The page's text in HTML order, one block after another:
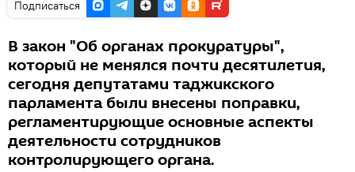
Подписаться
В закон "Об органах прокуратуры",
который не менялся почти десятилетия,
сегодня депутатами таджикского
парламента были внесены поправки,
регламентирующие основные аспекты
деятельности сотрудников
контролирующего органа.